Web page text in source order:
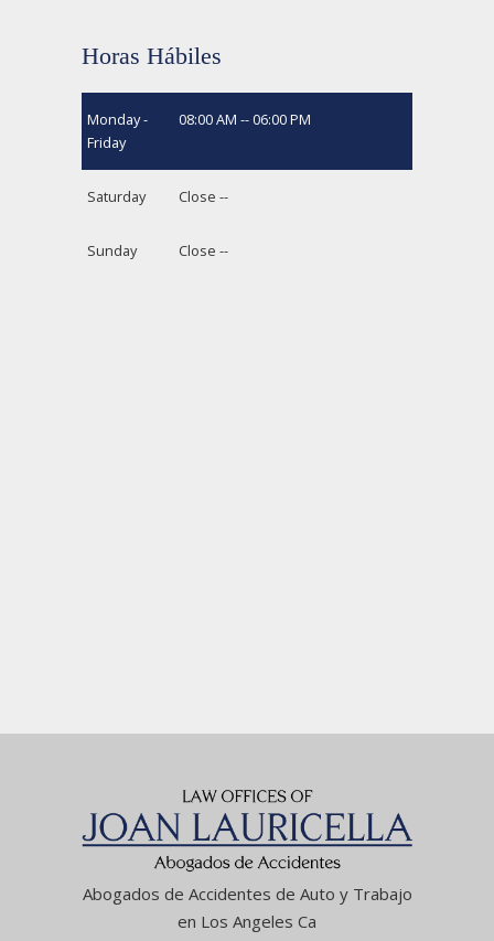
Horas Hábiles
Monday -
Friday
08:00 AM -- 06:00 PM
Saturday Close --
Sunday Close --
Abogados de Accidentes de Auto y Trabajo
en Los Angeles Ca